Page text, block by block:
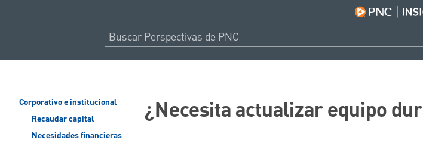
Corporativo e institucional
Recaudar capital
Necesidades financieras
¿Necesita actualizar equipo